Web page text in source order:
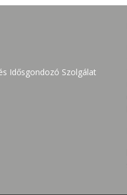
Idősgondozó Szolgálat